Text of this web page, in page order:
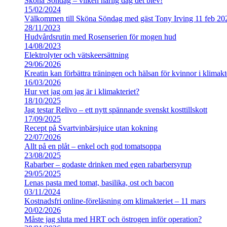
15/02/2024
Välkommen till Sköna Söndag med gäst Tony Irving 11 feb
28/11/2023
Hudvårdsrutin med Rosenserien för mogen hud
14/08/2023
Elektrolyter och vätskeersättning
29/06/2026
Kreatin kan förbättra träningen och hälsan för kvinnor i
16/03/2026
Hur vet jag om jag är i klimakteriet?
18/10/2025
Jag testar Relivo – ett nytt spännande svenskt kosttillskott
17/09/2025
Recept på Svartvinbärsjuice utan kokning
22/07/2026
Allt på en plåt – enkel och god tomatsoppa
23/08/2025
Rabarber – godaste drinken med egen rabarbersyrup
29/05/2025
Lenas pasta med tomat, basilika, ost och bacon
03/11/2024
Kostnadsfri online-föreläsning om klimakteriet – 11 mars
20/02/2026
Måste jag sluta med HRT och östrogen inför operation?